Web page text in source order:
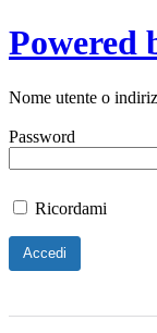
Powered
Nome utente o
Password
Ricordami